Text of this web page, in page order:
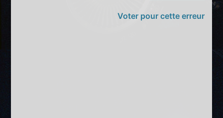
Voter pour cette erreur